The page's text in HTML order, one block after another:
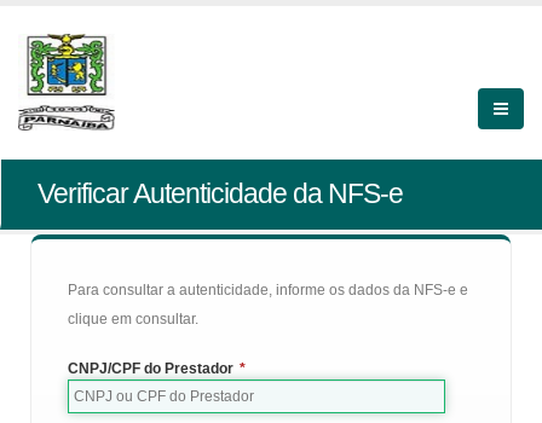
Verificar Autenticidade da NFS-e
Para consultar a autenticidade, informe os dados da NFS-e e
clique em consultar.
CNPJ/CPF do Prestador *